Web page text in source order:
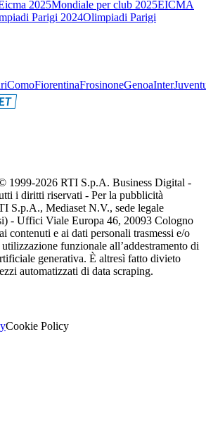
2025Mondiale per club 2025EICMA
Parigi 2024Olimpiadi Parigi
ComoFiorentinaFrosinoneGenoaInter
1999-2026 RTI S.p.A. Business Digital -
i diritti riservati - Per la pubblicità
S.p.A., Mediaset N.V., sede legale
- Uffici Viale Europa 46, 20093 Cologno
contenuti e ai dati personali trasmessi e/o
funzionale all’addestramento di
generativa. È altresì fatto divieto
automatizzati di data scraping.
Cookie Policy